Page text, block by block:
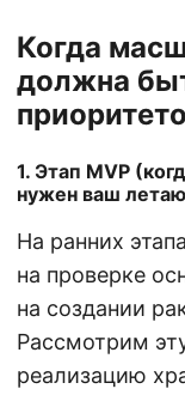
Когда
должна
1. Этап MVP
нужен ваш
На ранних
на проверке
на создании
Рассмотрим
реализацию